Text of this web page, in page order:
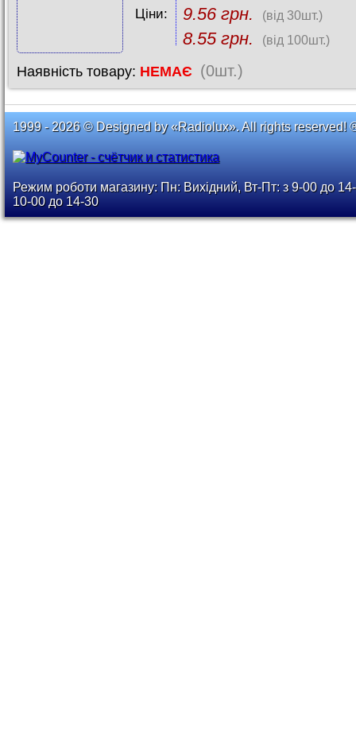
Ціни: 9.56 грн. (від 30шт.)
8.55 грн. (від 100шт.)
Наявність товару: НЕМАЄ (0шт.)
1999 - 2026 © Designed by «Radiolux». All rights reserved!
Режим роботи магазину: Пн: Вихідний, Вт-Пт: з 9-00 до
10-00 до 14-30